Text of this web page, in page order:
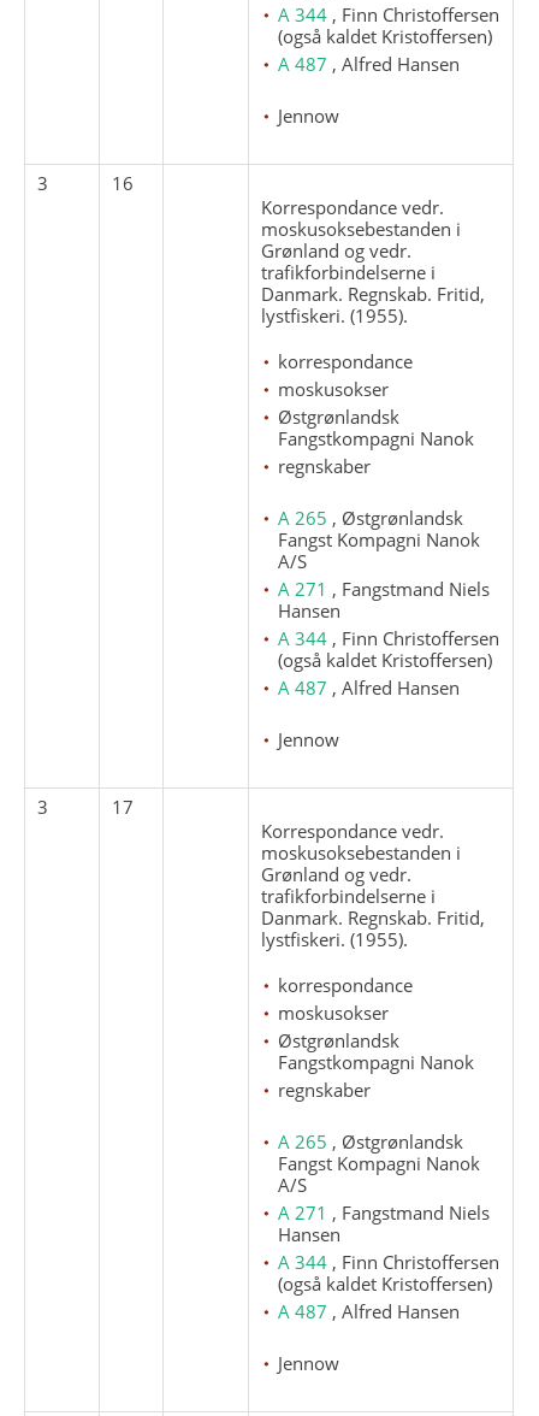
A 344 , Finn Christoffersen
(også kaldet Kristoffersen)
A 487 , Alfred Hansen
Jennow
3
16
Korrespondance vedr.
moskusoksebestanden i
Grønland og vedr.
trafikforbindelserne i
Danmark. Regnskab. Fritid,
lystfiskeri. (1955).
korrespondance
moskusokser
Østgrønlandsk
Fangstkompagni Nanok
regnskaber
A 265 , Østgrønlandsk
Fangst Kompagni Nanok
A/S
A 271 , Fangstmand Niels
Hansen
A 344 , Finn Christoffersen
(også kaldet Kristoffersen)
A 487 , Alfred Hansen
Jennow
3
17
Korrespondance vedr.
moskusoksebestanden i
Grønland og vedr.
trafikforbindelserne i
Danmark. Regnskab. Fritid,
lystfiskeri. (1955).
korrespondance
moskusokser
Østgrønlandsk
Fangstkompagni Nanok
regnskaber
A 265 , Østgrønlandsk
Fangst Kompagni Nanok
A/S
A 271 , Fangstmand Niels
Hansen
A 344 , Finn Christoffersen
(også kaldet Kristoffersen)
A 487 , Alfred Hansen
Jennow